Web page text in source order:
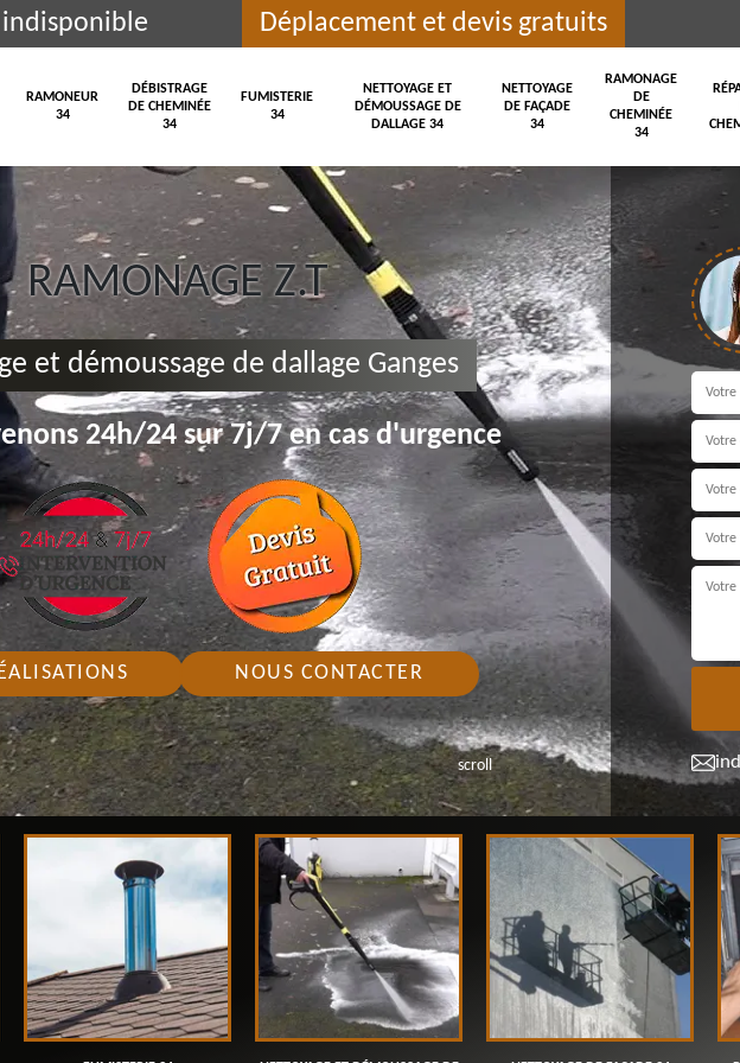
indisponible Déplacement et devis gratuits
RAMONEUR
34
DÉBISTRAGE
DE CHEMINÉE
34
FUMISTERIE
34
NETTOYAGE ET
DÉMOUSSAGE DE
DALLAGE 34
NETTOYAGE
DE FAÇADE
34
RAMONAGE
DE
CHEMINÉE
34
scroll
RAMONAGE Z.T
et démoussage de dallage Ganges
24h/24 sur 7j/7 en cas d'urgence
NOUS CONTACTER